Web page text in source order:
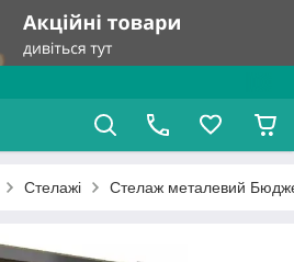
Стелажі Стелаж металевий